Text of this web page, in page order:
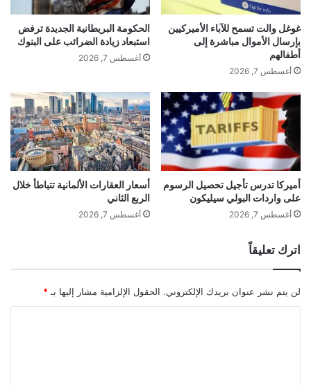
gherlkel.com — انهيار صفقة بـ 400 مليون دولار بين سناب
وPerplexity
الوسوم
غوغل والت تسمح للآباء الأميركيين
بإرسال الأموال مباشرة إلى
أطفالهم
أغسطس 7, 2026
الحكومة البريطانية الجديدة ترفض
استبعاد زيادة الضرائب على البنوك
أغسطس 7, 2026
أميركا تدرس تأجيل تحصيل الرسوم
على واردات البولي سيليكون
أغسطس 7, 2026
أسعار العقارات الألمانية تتباطأ خلال
الربع الثاني
أغسطس 7, 2026
اترك تعليقاً
لن يتم نشر عنوان بريدك الإلكتروني. الحقول الإلزامية مشار إليها بـ *